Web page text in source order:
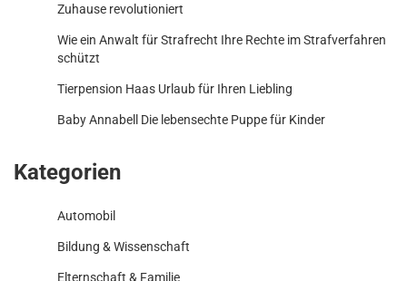
Zuhause revolutioniert
Wie ein Anwalt für Strafrecht Ihre Rechte im Strafverfahren
schützt
Tierpension Haas Urlaub für Ihren Liebling
Baby Annabell Die lebensechte Puppe für Kinder
Kategorien
Automobil
Bildung & Wissenschaft
Elternschaft & Familie